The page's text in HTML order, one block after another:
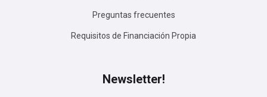
Preguntas frecuentes
Requisitos de Financiación Propia
Newsletter!